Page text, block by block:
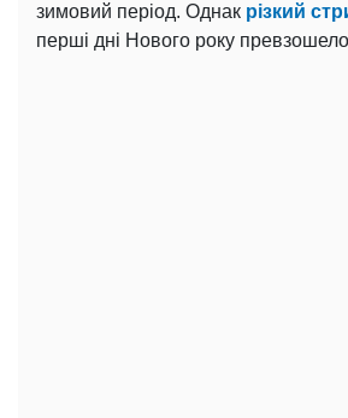
зимовий період. Однак різкий
перші дні Нового року